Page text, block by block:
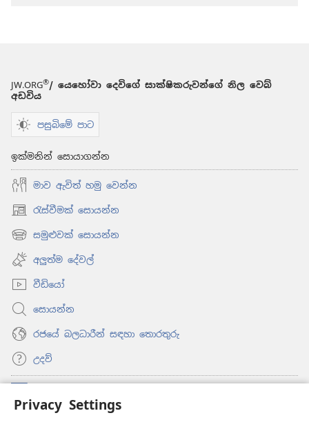
Privacy Settings
JW.ORG®/ යෙහෝවා දෙවිගේ සාක්ෂිකරුවන්ගේ නිල වෙබ්
අඩවිය
පසුබිමේ පාට
ඉක්මනින් සොයාගන්න
මාව ඇවිත් හමු වෙන්න
රැස්වීමක් සොයන්න
(opens
new
window)
සමුළුවක් සොයන්න
(opens
new
window)
අලුත්ම දේවල්
වීඩියෝ
සොයන්න
රජයේ බලධාරීන් සඳහා තොරතුරු
උදව්
(opens
new